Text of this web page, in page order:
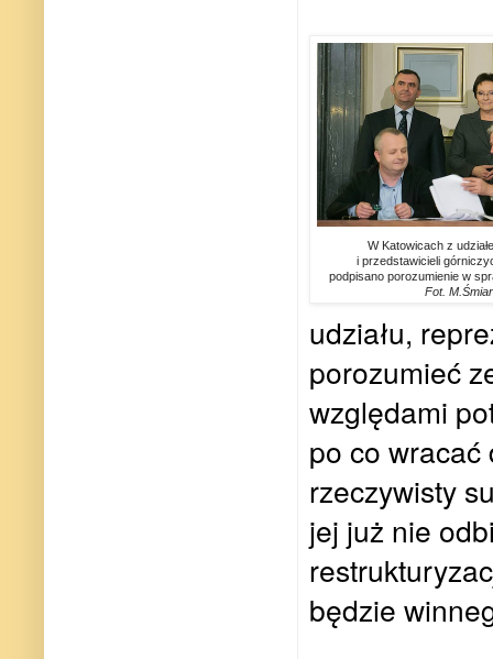
W Katowicach z
i przedstawicieli
podpisano porozumienie w
Fot.
udziału,
porozumieć
względami
po co wracać
rzeczywisty
jej już nie
będzie